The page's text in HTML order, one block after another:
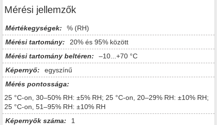
Mérési jellemzők
Mértékegységek:
% (RH)
Mérési tartomány:
20% és 95% között
Mérési tartomány beltéren:
–10...+70 °C
Képernyő:
egyszínű
Mérés pontossága:
25 °C-on, 30‒50% RH: ±5% RH; 25 °C-on, 20–29% RH: ±10% RH;
25 °C-on, 51–95% RH: ±10% RH
Képernyők száma:
1